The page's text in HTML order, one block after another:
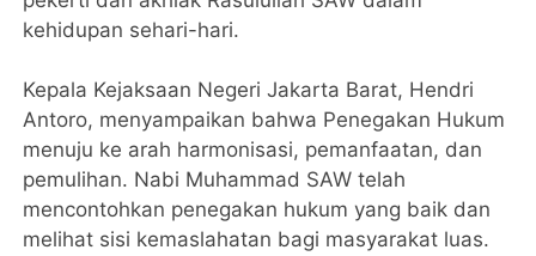
kehidupan sehari-hari.
Kepala Kejaksaan Negeri Jakarta Barat, Hendri
Antoro, menyampaikan bahwa Penegakan Hukum
menuju ke arah harmonisasi, pemanfaatan, dan
pemulihan. Nabi Muhammad SAW telah
mencontohkan penegakan hukum yang baik dan
melihat sisi kemaslahatan bagi masyarakat luas.